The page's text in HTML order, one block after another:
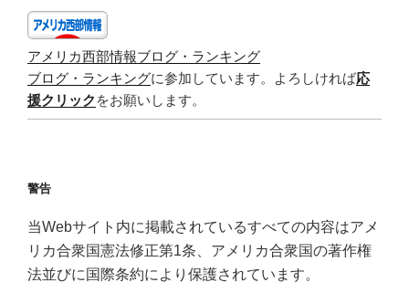
アメリカ西部情報ブログ・ランキング
ブログ・ランキングに参加しています。よろしければ応
援クリック をお願いします。
警告
当Webサイト内に掲載されているすべての内容はアメ
リカ合衆国憲法修正第1条、アメリカ合衆国の著作権
法並びに国際条約により保護されています。